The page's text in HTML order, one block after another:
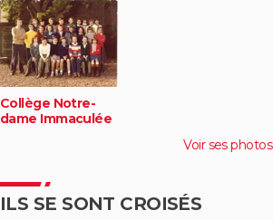
Collège Notre-
dame Immaculée
Voir ses photos
ILS SE SONT CROISÉS